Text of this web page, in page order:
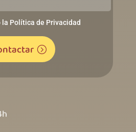
la Política de Privacidad